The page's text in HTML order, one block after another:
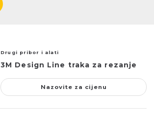
Drugi pribor i alati
3M Design Line traka za rezanje
Nazovite za cijenu